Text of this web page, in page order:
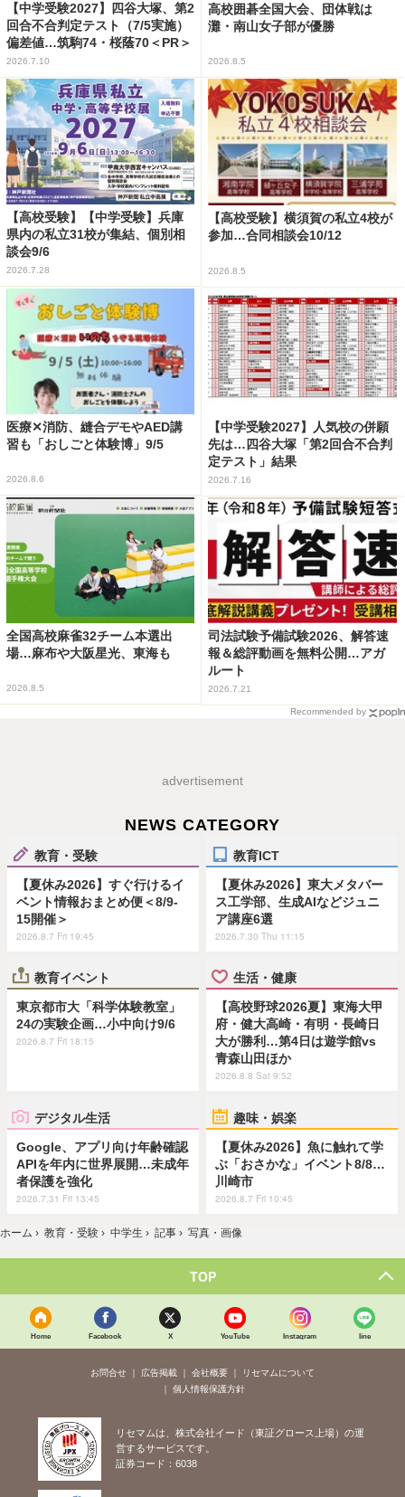
【中学受験2027】四谷大塚、第2
回合不合判定テスト（7/5実施）
偏差値…筑駒74・桜蔭70＜PR＞
2026.7.10
高校囲碁全国大会、団体戦は
灘・南山女子部が優勝
2026.8.5
【高校受験】【中学受験】兵庫
県内の私立31校が集結、個別相
談会9/6
2026.7.28
【高校受験】横須賀の私立4校が
参加…合同相談会10/12
2026.8.5
医療✕消防、縫合デモやAED講
習も「おしごと体験博」9/5
2026.8.6
【中学受験2027】人気校の併願
先は…四谷大塚「第2回合不合判
定テスト」結果
2026.7.16
全国高校麻雀32チーム本選出
場…麻布や大阪星光、東海も
2026.8.5
司法試験予備試験2026、解答速
報＆総評動画を無料公開…アガ
ルート
2026.7.21
Recommended by
advertisement
NEWS CATEGORY
教育・受験
【夏休み2026】すぐ行けるイ
ベント情報おまとめ便＜8/9-
15開催＞
2026.8.7 Fri 19:45
教育ICT
【夏休み2026】東大メタバー
ス工学部、生成AIなどジュニ
ア講座6選
2026.7.30 Thu 11:15
教育イベント
東京都市大「科学体験教室」
24の実験企画…小中向け9/6
2026.8.7 Fri 18:15
生活・健康
【高校野球2026夏】東海大甲
府・健大高崎・有明・長崎日
大が勝利…第4日は遊学館vs
青森山田ほか
2026.8.8 Sat 9:52
デジタル生活
Google、アプリ向け年齢確認
APIを年内に世界展開…未成年
者保護を強化
2026.7.31 Fri 13:45
趣味・娯楽
【夏休み2026】魚に触れて学
ぶ「おさかな」イベント8/8…
川崎市
2026.8.7 Fri 10:45
ホーム › 教育・受験 › 中学生 › 記事 › 写真・画像
TOP
Home Facebook X YouTube Instagram line
お問合せ 広告掲載 会社概要
リセマムについて
個人情報保護方針
リセマムは、株式会社イード（東証グロース上場）の運
営するサービスです。
証券コード：6038